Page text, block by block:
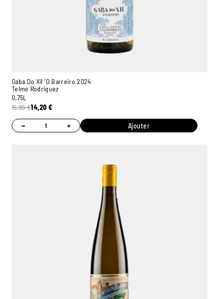
Gaba Do Xil 'O Barreiro 2024
Telmo Rodriguez
0,75L
15,90€14,20 €
− + Ajouter